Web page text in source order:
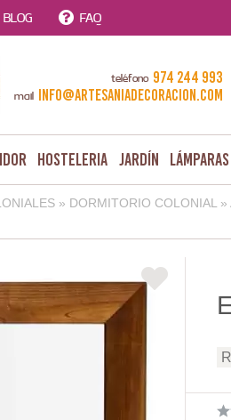
BLOG FAQ
teléfono 974 244 993
mail info@artesaniadecoracion.com
Hosteleria Jardín Lámparas
» DORMITORIO COLONIAL »